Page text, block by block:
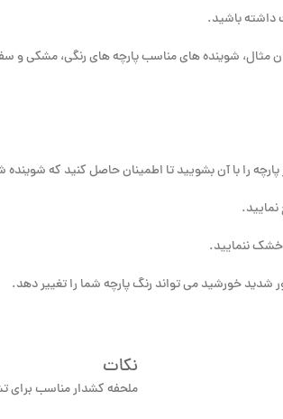
نکات
ملحفه کشدار مناسب برای تشک های با عرض 90 تا